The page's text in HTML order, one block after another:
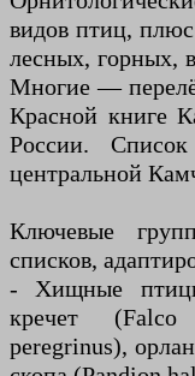
видов птиц,
лесных, горных,
Многие —
Красной книге
России.
центральной
Ключевые
списков,
- Хищные
кречет
peregrinus),